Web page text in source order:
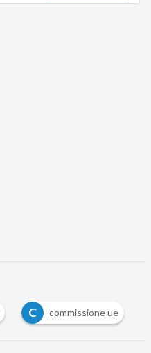
C commissione ue